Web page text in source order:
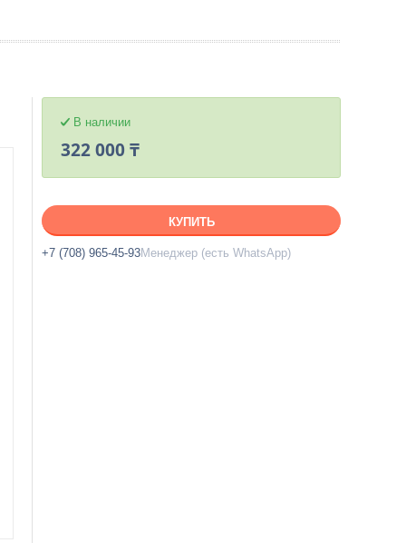
В наличии
322 000 ₸
КУПИТЬ
+7 (708) 965-45-93Менеджер (есть WhatsApp)